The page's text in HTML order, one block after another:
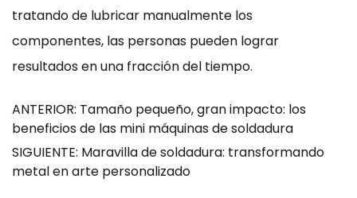
tratando de lubricar manualmente los
componentes, las personas pueden lograr
resultados en una fracción del tiempo.
ANTERIOR: Tamaño pequeño, gran impacto: los
beneficios de las mini máquinas de soldadura
SIGUIENTE: Maravilla de soldadura: transformando
metal en arte personalizado